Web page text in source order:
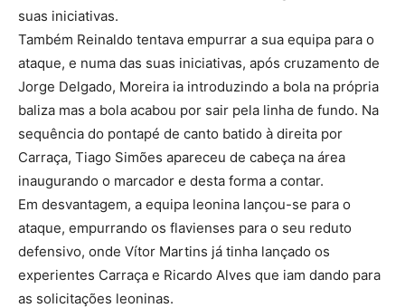
suas iniciativas.
Também Reinaldo tentava empurrar a sua equipa para o
ataque, e numa das suas iniciativas, após cruzamento de
Jorge Delgado, Moreira ia introduzindo a bola na própria
baliza mas a bola acabou por sair pela linha de fundo. Na
sequência do pontapé de canto batido à direita por
Carraça, Tiago Simões apareceu de cabeça na área
inaugurando o marcador e desta forma a contar.
Em desvantagem, a equipa leonina lançou-se para o
ataque, empurrando os flavienses para o seu reduto
defensivo, onde Vítor Martins já tinha lançado os
experientes Carraça e Ricardo Alves que iam dando para
as solicitações leoninas.